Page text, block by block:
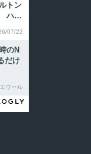
トン
ハイ
07/22
のN
だけ
ウール